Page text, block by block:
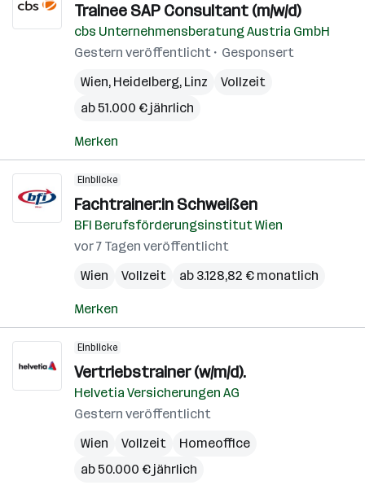
Trainee SAP Consultant (m/w/d)
cbs Unternehmensberatung Austria GmbH
Gestern veröffentlicht
Gesponsert
Wien, Heidelberg, Linz
Vollzeit
ab 51.000 € jährlich
Merken
Einblicke
Fachtrainer:in Schweißen
BFI Berufsförderungsinstitut Wien
vor 7 Tagen veröffentlicht
Wien
Vollzeit ab 3.128,82 € monatlich
Merken
Einblicke
Vertriebstrainer (w/m/d).
Helvetia Versicherungen AG
Gestern veröffentlicht
Wien
Vollzeit
Homeoffice
ab 50.000 € jährlich